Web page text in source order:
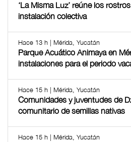
‘La Misma Luz’ reúne los
instalación colectiva
Hace 13 h | Mérida, Yucatán
Parque Acuático Animaya en
instalaciones para el periodo
Hace 15 h | Mérida, Yucatán
Comunidades y juventudes de
comunitario de semillas nativas
Hace 15 h | Mérida, Yucatán